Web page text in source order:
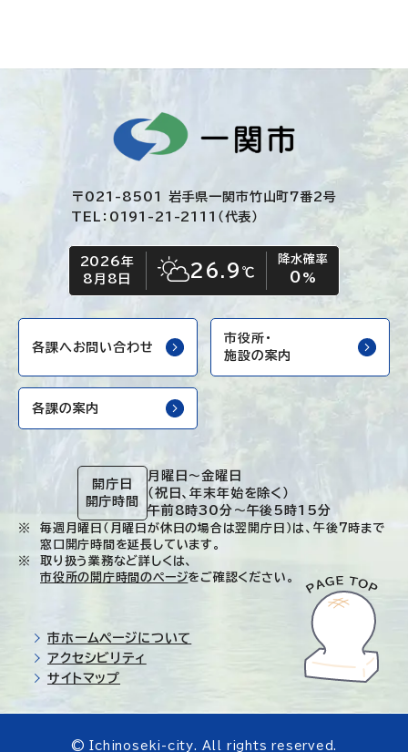
〒021-8501 岩手県一関市竹山町7番2号
TEL：0191-21-2111（代表）
今日の日付
2026年
8月8日
今日の天気
晴れ時々くもり
26.9 ℃
降水確率
0 %
各課へお問い合わせ
市役所・
施設の案内
各課の案内
開庁日
開庁時間
月曜日～金曜日
（祝日、年末年始を除く）
午前8時30分～午後5時15分
毎週月曜日（月曜日が休日の場合は翌開庁日）は、午後7時まで
窓口開庁時間を延長しています。
取り扱う業務など詳しくは、
市役所の開庁時間のページをご確認ください。
市ホームページについて
アクセシビリティ
サイトマップ
© Ichinoseki-city. All rights reserved.